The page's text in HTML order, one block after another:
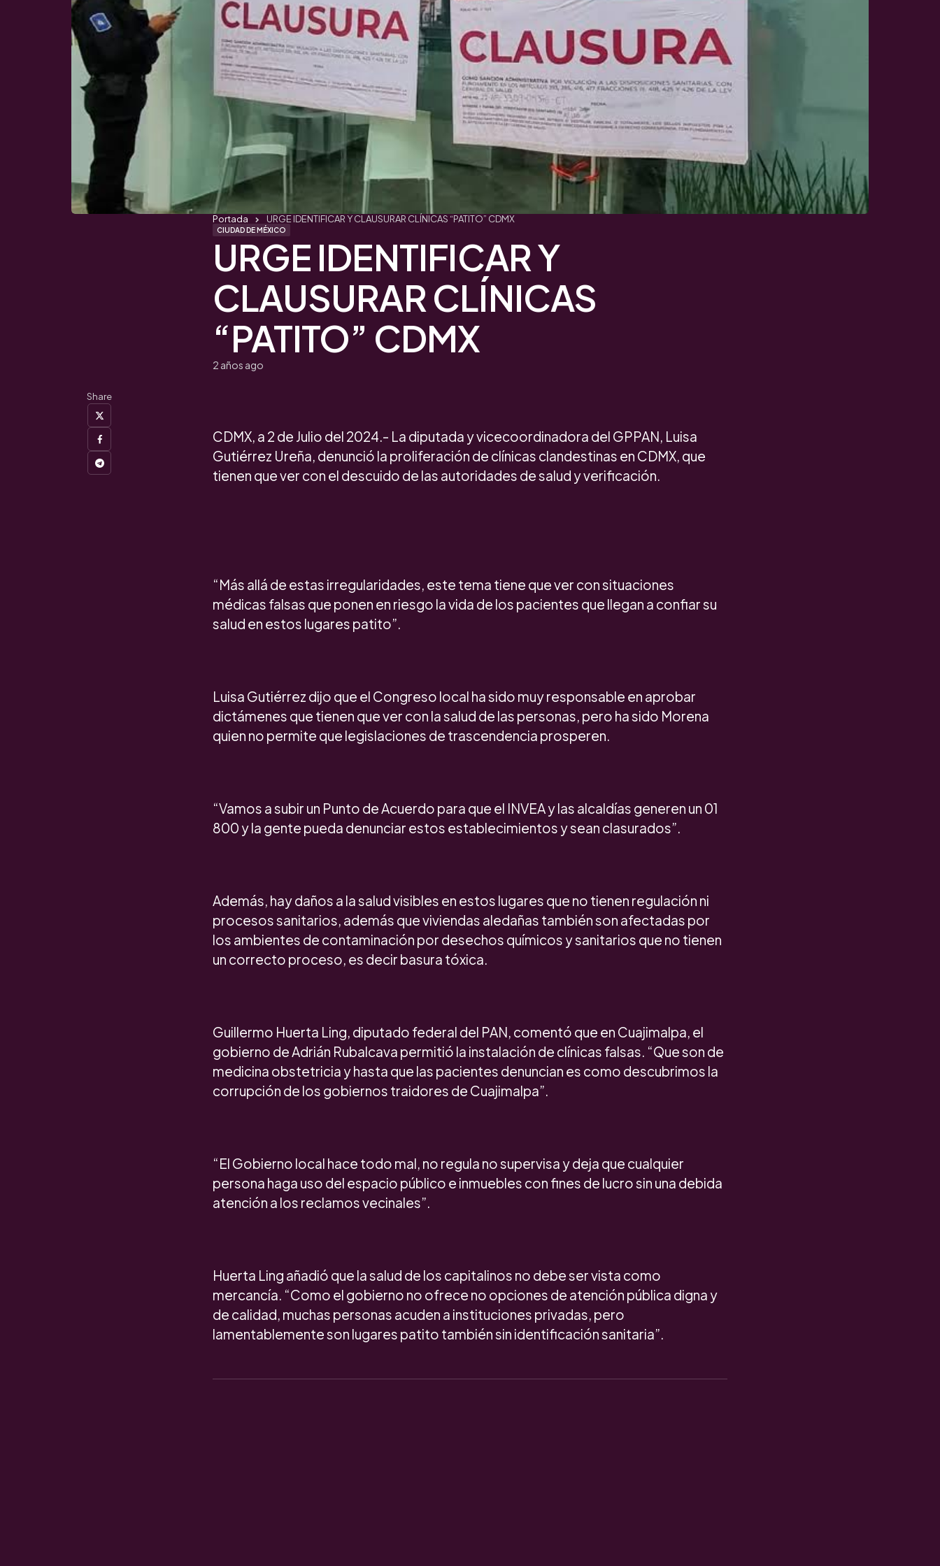
CIUDAD DE MÉXICO
URGE IDENTIFICAR Y
CLAUSURAR CLÍNICAS
“PATITO” CDMX
2 años ago
Portada URGE IDENTIFICAR Y CLAUSURAR CLÍNICAS “PATITO” CDMX
Share
CDMX, a 2 de Julio del 2024.- La diputada y vicecoordinadora del GPPAN, Luisa
Gutiérrez Ureña, denunció la proliferación de clínicas clandestinas en CDMX, que
tienen que ver con el descuido de las autoridades de salud y verificación.
“Más allá de estas irregularidades, este tema tiene que ver con situaciones
médicas falsas que ponen en riesgo la vida de los pacientes que llegan a confiar su
salud en estos lugares patito”.
Luisa Gutiérrez dijo que el Congreso local ha sido muy responsable en aprobar
dictámenes que tienen que ver con la salud de las personas, pero ha sido Morena
quien no permite que legislaciones de trascendencia prosperen.
“Vamos a subir un Punto de Acuerdo para que el INVEA y las alcaldías generen un 01
800 y la gente pueda denunciar estos establecimientos y sean clasurados”.
Además, hay daños a la salud visibles en estos lugares que no tienen regulación ni
procesos sanitarios, además que viviendas aledañas también son afectadas por
los ambientes de contaminación por desechos químicos y sanitarios que no tienen
un correcto proceso, es decir basura tóxica.
Guillermo Huerta Ling, diputado federal del PAN, comentó que en Cuajimalpa, el
gobierno de Adrián Rubalcava permitió la instalación de clínicas falsas. “Que son de
medicina obstetricia y hasta que las pacientes denuncian es como descubrimos la
corrupción de los gobiernos traidores de Cuajimalpa”.
“El Gobierno local hace todo mal, no regula no supervisa y deja que cualquier
persona haga uso del espacio público e inmuebles con fines de lucro sin una debida
atención a los reclamos vecinales”.
Huerta Ling añadió que la salud de los capitalinos no debe ser vista como
mercancía. “Como el gobierno no ofrece no opciones de atención pública digna y
de calidad, muchas personas acuden a instituciones privadas, pero
lamentablemente son lugares patito también sin identificación sanitaria”.